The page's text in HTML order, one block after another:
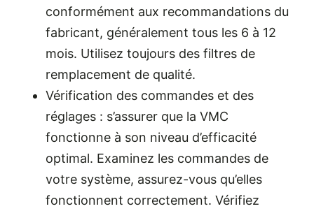
conformément aux recommandations du
fabricant, généralement tous les 6 à 12
mois. Utilisez toujours des filtres de
remplacement de qualité.
Vérification des commandes et des
réglages : s’assurer que la VMC
fonctionne à son niveau d’efficacité
optimal. Examinez les commandes de
votre système, assurez-vous qu’elles
fonctionnent correctement. Vérifiez